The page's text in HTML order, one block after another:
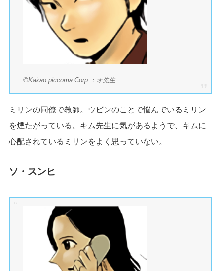
©Kakao piccoma Corp.：オ先生
ミリンの同僚で教師。ウビンのことで悩んでいるミリン
を煙たがっている。キム先生に気があるようで、キムに
心配されているミリンをよく思っていない。
ソ・スンヒ